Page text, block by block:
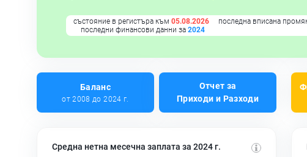
състояние в регистъра към 05.08.2026 последна вписана
последни финансови данни за 2024
Баланс
от 2008 до 2024 г.
Отчет за
Приходи и Разходи
Средна нетна месечна заплата за 2024 г.